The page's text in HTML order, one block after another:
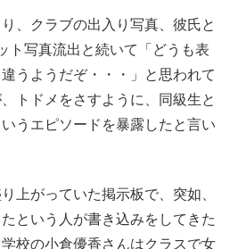
、クラブの出入り写真、彼氏と
ト写真流出と続いて「どうも表
うようだぞ・・・」と思われて
トドメをさすように、同級生と
うエピソードを暴露したと言い
上がっていた掲示板で、突如、
という人が書き込みをしてきた
校の小倉優香さんはクラスで女